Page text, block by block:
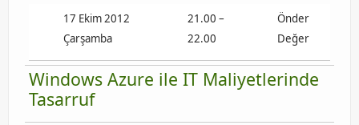
17 Ekim 2012
Çarşamba
21.00 –
22.00
Önder
Değer
Windows Azure ile IT Maliyetlerinde
Tasarruf